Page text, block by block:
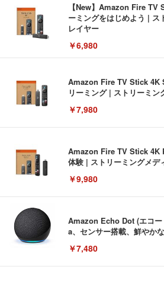
【New】Amazon Fire TV
ーミングをはじめよう | ス
レイヤー
￥6,980
Amazon Fire TV Stick 4K
リーミング | ストリーミン
￥7,980
Amazon Fire TV Stick 4K
体験 | ストリーミングメデ
￥9,980
Amazon Echo Dot (エコ
a、センサー搭載、鮮やか
￥7,480